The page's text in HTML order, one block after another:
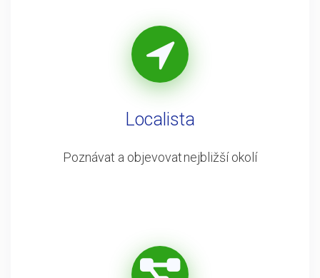
Localista
Poznávat a objevovat nejbližší okolí